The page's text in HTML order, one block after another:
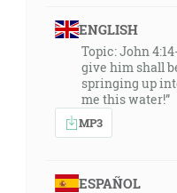
ENGLISH
Topic: John
give him shall
springing up
me this water!”
MP3
ESPAÑOL